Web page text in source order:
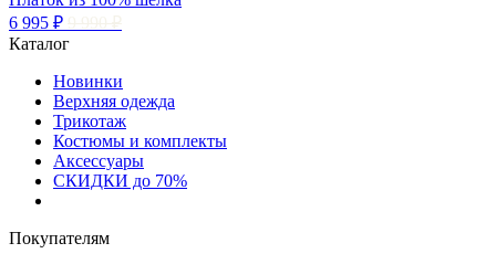
6 995 ₽
Каталог
Новинки
Верхняя одежда
Трикотаж
Костюмы и комплекты
Аксессуары
СКИДКИ до 70%
Покупателям